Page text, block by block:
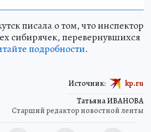
писала о том, что инспектор
сибирячек, перевернувшихся
подробности.
Татьяна ИВАНОВА
Старший редактор новостной ленты
Источник: kp.ru